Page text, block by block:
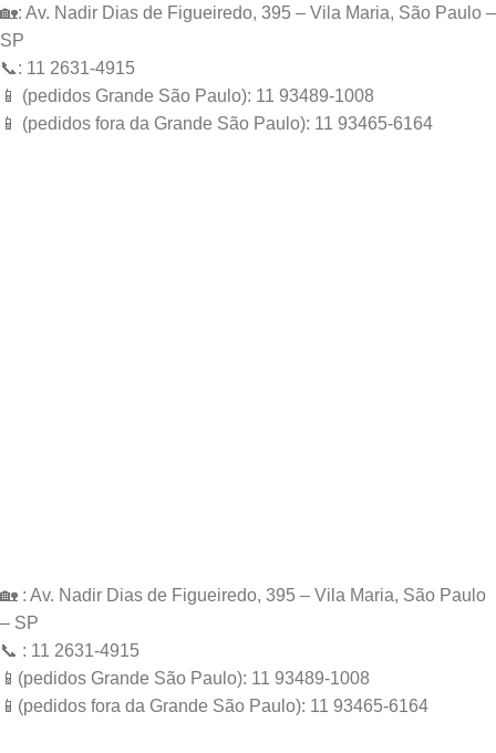
🏡: Av. Nadir Dias de Figueiredo, 395 – Vila Maria, São Paulo –
SP
📞: 11 2631-4915
📱 (pedidos Grande São Paulo): 11 93489-1008
📱 (pedidos fora da Grande São Paulo): 11 93465-6164
🏡 : Av. Nadir Dias de Figueiredo, 395 – Vila Maria, São Paulo
– SP
📞 : 11 2631-4915
📱(pedidos Grande São Paulo): 11 93489-1008
📱(pedidos fora da Grande São Paulo): 11 93465-6164